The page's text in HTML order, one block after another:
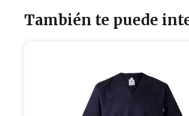
También te puede